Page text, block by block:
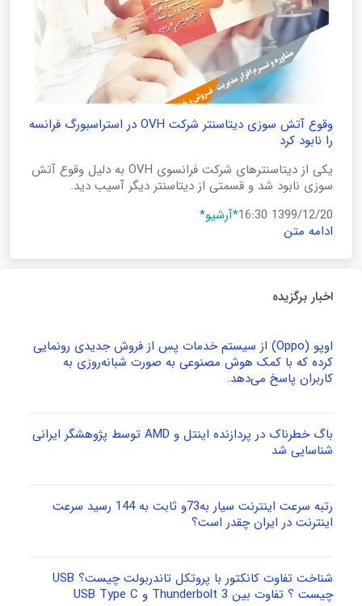
وقوع آتش سوزی دیتاسنتر شرکت OVH در استراسبورگ فرانسه
را نابود کرد
یکی از دیتاسنترهای شرکت فرانسوی OVH به دلیل وقوع آتش
سوزی نابود شد و قسمتی از دیتاسنتر دیگر آسیب دید.
1399/12/20 16:30
*آرشیو*
ادامه متن
اخبار برگزیده
اوپو (Oppo) از سیستم خدمات پس از فروش جدیدی رونمایی
کرده که با کمک هوش مصنوعی به صورت شبانه‌روزی به
کاربران پاسخ می‌دهد.
باگ خطرناک در پردازنده اینتل و AMD توسط پژوهشگر ایرانی
شناسایی شد
رتبه سرعت اینترنت سیار به73و ثابت به 144 رسید سرعت
اینترنت در ایران چقدر است؟
شناخت تفاوت کانکتور با پروتکل تاندربولت چیست؟ USB
چیست ؟ تفاوت بین Thunderbolt 3 و USB Type C